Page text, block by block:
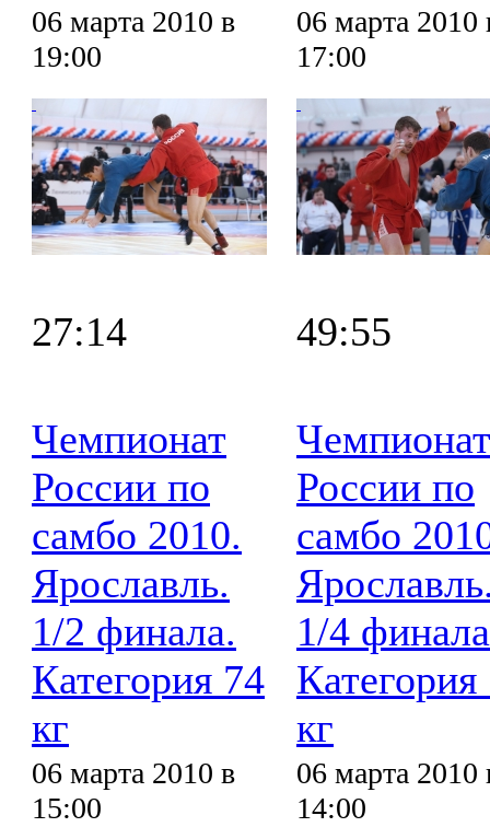
06 марта 2010 в
19:00
06 марта 2010
17:00
27:14
Чемпионат
России по
самбо 2010.
Ярославль.
1/2 финала.
Категория 74
кг
06 марта 2010 в
15:00
49:55
Чемпионат
России по
самбо
1/4
Категория
кг
06 марта 2010
14:00